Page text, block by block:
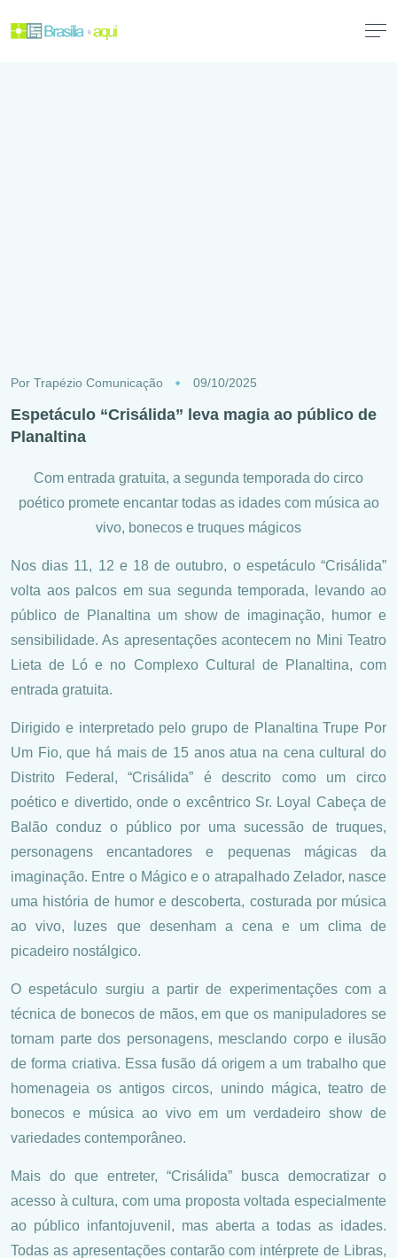
Por Trapézio Comunicação 09/10/2025
Espetáculo “Crisálida” leva magia ao público de
Planaltina
Com entrada gratuita, a segunda temporada do circo
poético promete encantar todas as idades com música ao
vivo, bonecos e truques mágicos
Nos dias 11, 12 e 18 de outubro, o espetáculo “Crisálida”
volta aos palcos em sua segunda temporada, levando ao
público de Planaltina um show de imaginação, humor e
sensibilidade. As apresentações acontecem no Mini Teatro
Lieta de Ló e no Complexo Cultural de Planaltina, com
entrada gratuita.
Dirigido e interpretado pelo grupo de Planaltina Trupe Por
Um Fio, que há mais de 15 anos atua na cena cultural do
Distrito Federal, “Crisálida” é descrito como um circo
poético e divertido, onde o excêntrico Sr. Loyal Cabeça de
Balão conduz o público por uma sucessão de truques,
personagens encantadores e pequenas mágicas da
imaginação. Entre o Mágico e o atrapalhado Zelador, nasce
uma história de humor e descoberta, costurada por música
ao vivo, luzes que desenham a cena e um clima de
picadeiro nostálgico.
O espetáculo surgiu a partir de experimentações com a
técnica de bonecos de mãos, em que os manipuladores se
tornam parte dos personagens, mesclando corpo e ilusão
de forma criativa. Essa fusão dá origem a um trabalho que
homenageia os antigos circos, unindo mágica, teatro de
bonecos e música ao vivo em um verdadeiro show de
variedades contemporâneo.
Mais do que entreter, “Crisálida” busca democratizar o
acesso à cultura, com uma proposta voltada especialmente
ao público infantojuvenil, mas aberta a todas as idades.
Todas as apresentações contarão com intérprete de Libras,